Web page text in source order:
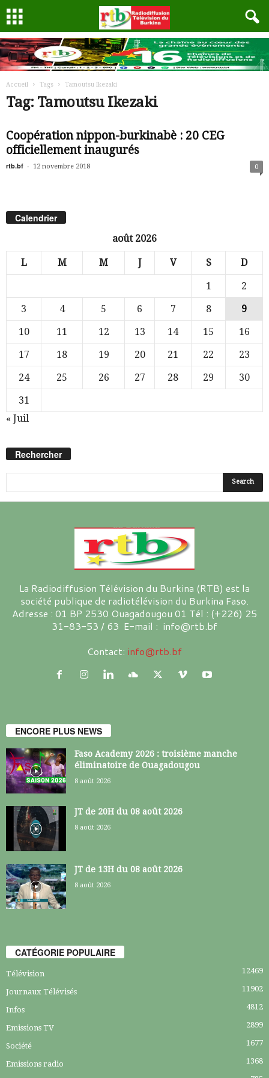
Accueil Tags Tamoutsu Ikezaki
Tag: Tamoutsu Ikezaki
Coopération nippon-burkinabè : 20 CEG
officiellement inaugurés
rtb.bf - 12 novembre 2018 0
Calendrier
août 2026
L M M J V S D
1
2
3
4 5 6 7 8
9
10
11 12 13 14 15
16
17
18 19 20 21 22
23
24
25 26 27 28 29
30
31
« Juil
Rechercher
La Radiodiffusion Télévision du Burkina (RTB) est la
société publique de radiotélévision du Burkina Faso.
Adresse : 01 BP 2530 Ouagadougou 01 Tél : (+226) 25
31-83-53 / 63 E-mail : info@rtb.bf
Contact: info@rtb.bf
ENCORE PLUS NEWS
Faso Academy 2026 : troisième manche
éliminatoire de Ouagadougou
8 août 2026
JT de 20H du 08 août 2026
8 août 2026
JT de 13H du 08 août 2026
8 août 2026
CATÉGORIE POPULAIRE
Télévision 12469
Journaux Télévisés 11902
Infos 4812
Emissions TV 2899
Société 1677
Emissions radio 1368